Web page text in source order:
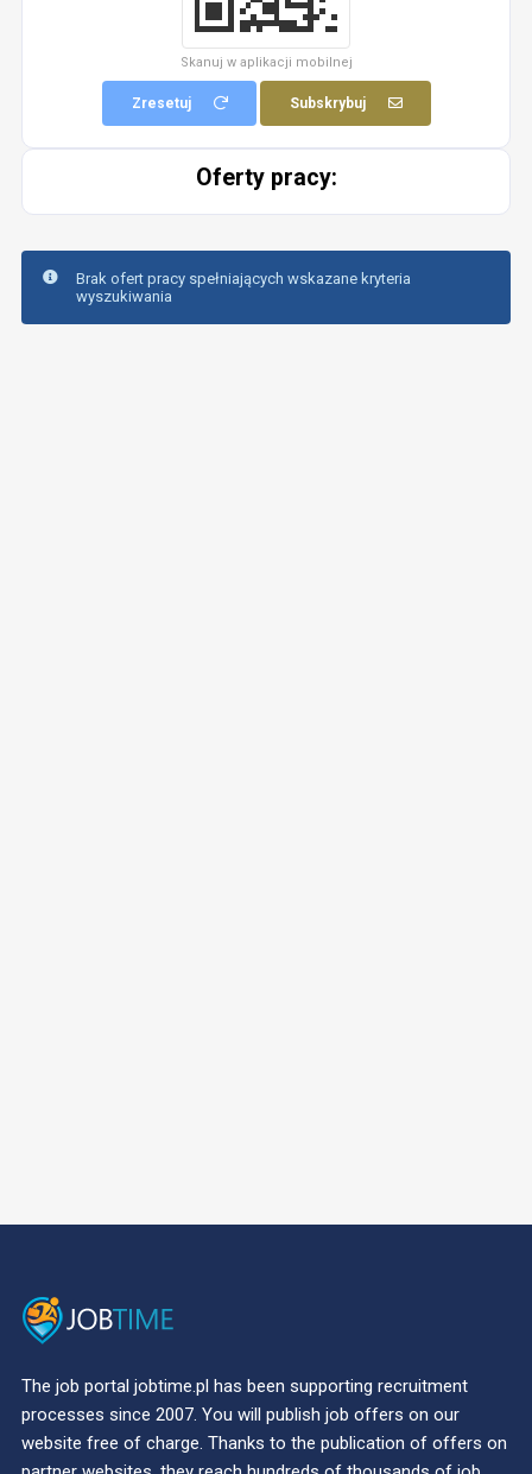
Skanuj w aplikacji mobilnej
Zresetuj Subskrybuj
Oferty pracy:
Brak ofert pracy spełniających wskazane kryteria
wyszukiwania
The job portal jobtime.pl has been supporting recruitment
processes since 2007. You will publish job offers on our
website free of charge. Thanks to the publication of offers on